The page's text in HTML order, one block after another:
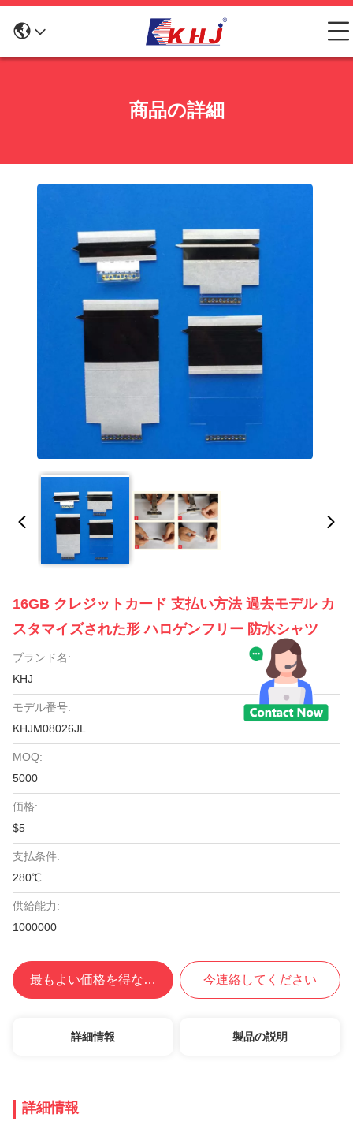
商品の詳細
16GB クレジットカード 支払い方法 過去モデル カ
スタマイズされた形 ハロゲンフリー 防水シャツ
ブランド名:
KHJ
モデル番号:
KHJM08026JL
MOQ:
5000
価格:
$5
支払条件:
280℃
供給能力:
1000000
最もよい価格を得なさい 今連絡してください
詳細情報 製品の説明
詳細情報